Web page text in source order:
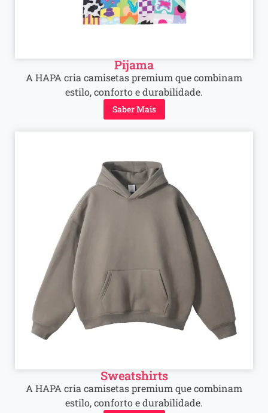
Pijama
A HAPA cria camisetas premium que combinam
estilo, conforto e durabilidade.
Saber Mais
Sweatshirts
A HAPA cria camisetas premium que combinam
estilo, conforto e durabilidade.